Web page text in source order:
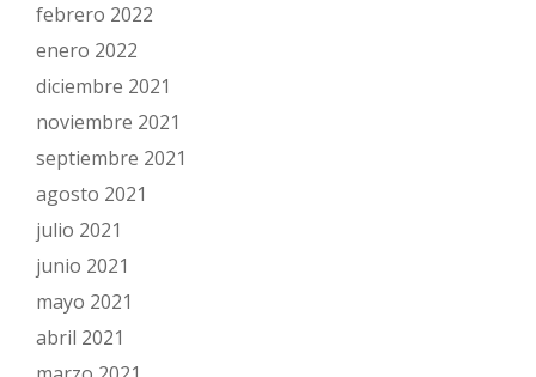
febrero 2022
enero 2022
diciembre 2021
noviembre 2021
septiembre 2021
agosto 2021
julio 2021
junio 2021
mayo 2021
abril 2021